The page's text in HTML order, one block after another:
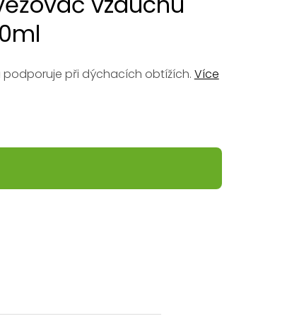
podporuje při dýchacích obtížích. Více